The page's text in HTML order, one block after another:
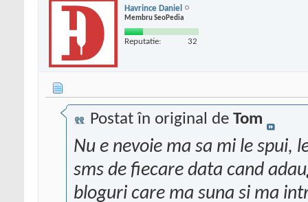
Havrince Daniel
Membru SeoPedia
Reputatie: 32
Postat în original de Tom
Nu e nevoie ma sa mi le spui,
sms de fiecare data cand
bloguri care ma suna si ma